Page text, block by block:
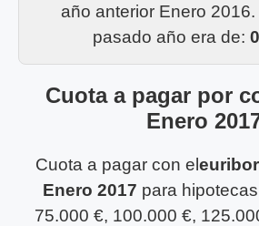
año anterior Enero
pasado año era de:
Cuota a pagar por
Enero
Cuota a pagar con el
Enero 2017 para
75.000 €, 100.000 €,